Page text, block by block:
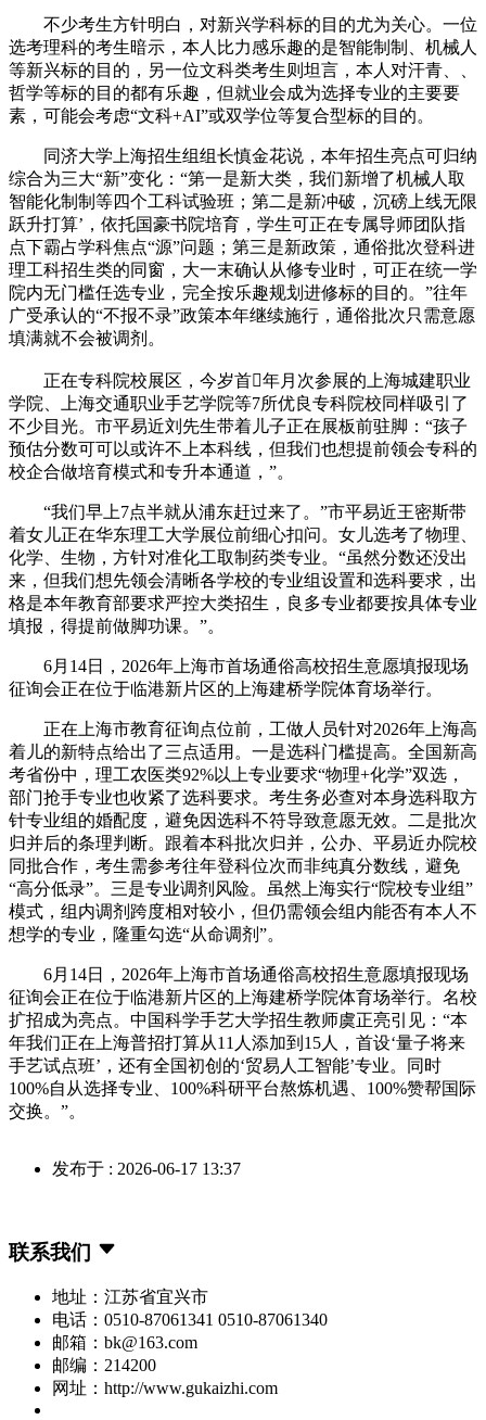
不少考生方针明白，对新兴学科标的目的尤为关心。一位
选考理科的考生暗示，本人比力感乐趣的是智能制制、机械人
等新兴标的目的，另一位文科类考生则坦言，本人对汗青、、
哲学等标的目的都有乐趣，但就业会成为选择专业的主要要
素，可能会考虑“文科+AI”或双学位等复合型标的目的。
同济大学上海招生组组长慎金花说，本年招生亮点可归纳
综合为三大“新”变化：“第一是新大类，我们新增了机械人取
智能化制制等四个工科试验班；第二是新冲破，沉磅上线无限
跃升打算’，依托国豪书院培育，学生可正在专属导师团队指
点下霸占学科焦点“源”问题；第三是新政策，通俗批次登科进
理工科招生类的同窗，大一末确认从修专业时，可正在统一学
院内无门槛任选专业，完全按乐趣规划进修标的目的。”往年
广受承认的“不报不录”政策本年继续施行，通俗批次只需意愿
填满就不会被调剂。
正在专科院校展区，今岁首年月次参展的上海城建职业
学院、上海交通职业手艺学院等7所优良专科院校同样吸引了
不少目光。市平易近刘先生带着儿子正在展板前驻脚：“孩子
预估分数可可以或许不上本科线，但我们也想提前领会专科的
校企合做培育模式和专升本通道，”。
“我们早上7点半就从浦东赶过来了。”市平易近王密斯带
着女儿正在华东理工大学展位前细心扣问。女儿选考了物理、
化学、生物，方针对准化工取制药类专业。“虽然分数还没出
来，但我们想先领会清晰各学校的专业组设置和选科要求，出
格是本年教育部要求严控大类招生，良多专业都要按具体专业
填报，得提前做脚功课。”。
6月14日，2026年上海市首场通俗高校招生意愿填报现场
征询会正在位于临港新片区的上海建桥学院体育场举行。
正在上海市教育征询点位前，工做人员针对2026年上海高
着儿的新特点给出了三点适用。一是选科门槛提高。全国新高
考省份中，理工农医类92%以上专业要求“物理+化学”双选，
部门抢手专业也收紧了选科要求。考生务必查对本身选科取方
针专业组的婚配度，避免因选科不符导致意愿无效。二是批次
归并后的条理判断。跟着本科批次归并，公办、平易近办院校
同批合作，考生需参考往年登科位次而非纯真分数线，避免
“高分低录”。三是专业调剂风险。虽然上海实行“院校专业组”
模式，组内调剂跨度相对较小，但仍需领会组内能否有本人不
想学的专业，隆重勾选“从命调剂”。
6月14日，2026年上海市首场通俗高校招生意愿填报现场
征询会正在位于临港新片区的上海建桥学院体育场举行。名校
扩招成为亮点。中国科学手艺大学招生教师虞正亮引见：“本
年我们正在上海普招打算从11人添加到15人，首设‘量子将来
手艺试点班’，还有全国初创的‘贸易人工智能’专业。同时
100%自从选择专业、100%科研平台熬炼机遇、100%赞帮国际
交换。”。
发布于 : 2026-06-17 13:37
联系我们
地址：江苏省宜兴市
电话：0510-87061341 0510-87061340
邮箱：bk@163.com
邮编：214200
网址：http://www.gukaizhi.com